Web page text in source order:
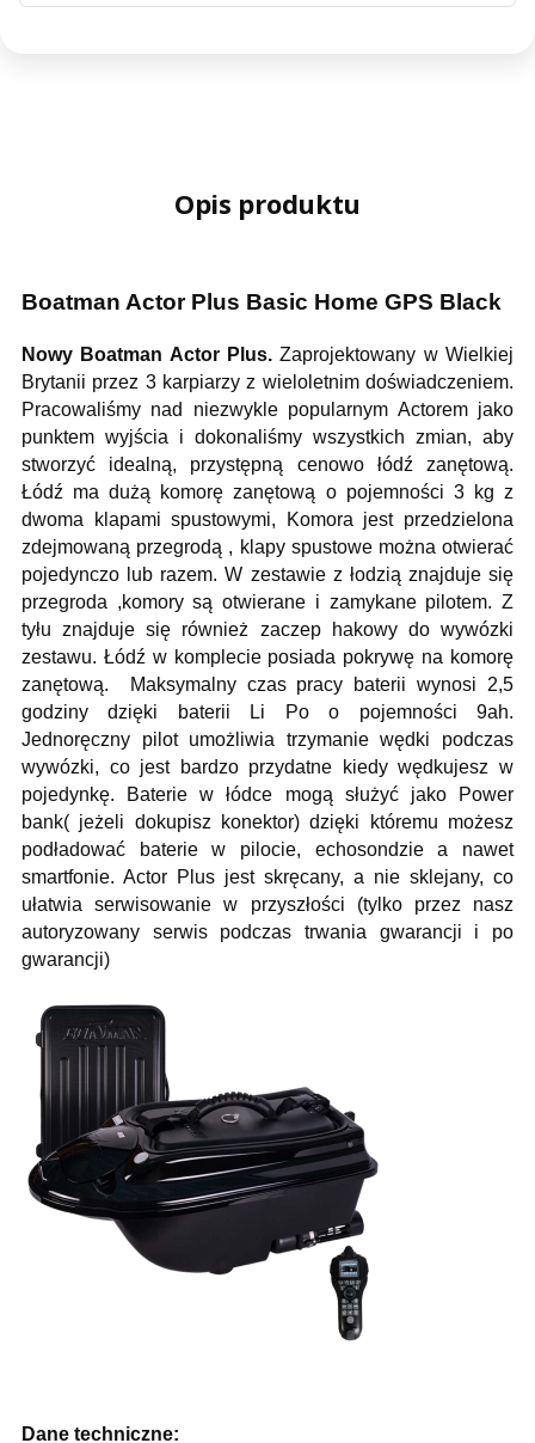
Opis produktu
Boatman Actor Plus Basic Home GPS Black
Nowy Boatman Actor Plus. Zaprojektowany w Wielkiej
Brytanii przez 3 karpiarzy z wieloletnim doświadczeniem.
Pracowaliśmy nad niezwykle popularnym Actorem jako
punktem wyjścia i dokonaliśmy wszystkich zmian, aby
stworzyć idealną, przystępną cenowo łódź zanętową.
Łódź ma dużą komorę zanętową o pojemności 3 kg z
dwoma klapami spustowymi, Komora jest przedzielona
zdejmowaną przegrodą , klapy spustowe można otwierać
pojedynczo lub razem. W zestawie z łodzią znajduje się
przegroda ,komory są otwierane i zamykane pilotem. Z
tyłu znajduje się również zaczep hakowy do wywózki
zestawu. Łódź w komplecie posiada pokrywę na komorę
zanętową. Maksymalny czas pracy baterii wynosi 2,5
godziny dzięki baterii Li Po o pojemności 9ah.
Jednoręczny pilot umożliwia trzymanie wędki podczas
wywózki, co jest bardzo przydatne kiedy wędkujesz w
pojedynkę. Baterie w łódce mogą służyć jako Power
bank( jeżeli dokupisz konektor) dzięki któremu możesz
podładować baterie w pilocie, echosondzie a nawet
smartfonie. Actor Plus jest skręcany, a nie sklejany, co
ułatwia serwisowanie w przyszłości (tylko przez nasz
autoryzowany serwis podczas trwania gwarancji i po
gwarancji)
Dane techniczne: